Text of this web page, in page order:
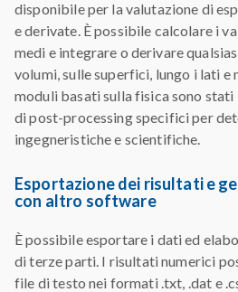
disponibile per la valutazione di
e derivate. È possibile calcolare i
medi e integrare o derivare
volumi, sulle superfici, lungo i lati e
moduli basati sulla fisica sono
di post-processing specifici per
ingegneristiche e scientifiche.
Esportazione dei risultati e
con altro software
È possibile esportare i dati ed
di terze parti. I risultati numerici
file di testo nei formati .txt, .dat e